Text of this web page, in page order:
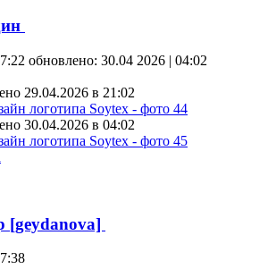
обновлено: 30.04 2026 | 04:02
29.04.2026 в 21:02
30.04.2026 в 04:02
[geydanova]